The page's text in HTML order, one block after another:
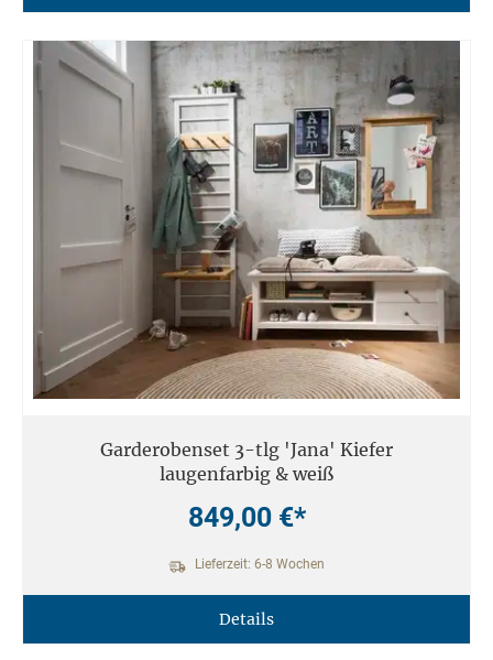
Garderobenset 3-tlg 'Jana' Kiefer
laugenfarbig & weiß
849,00 €*
Lieferzeit: 6-8 Wochen
Details